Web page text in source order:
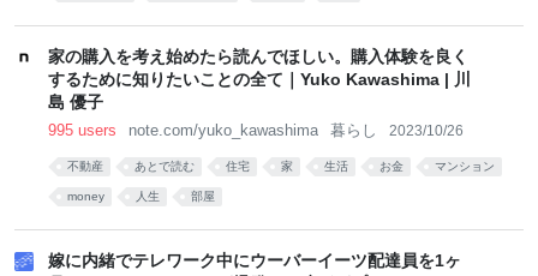
家の購入を考え始めたら読んでほしい。購入体験を良く
するために知りたいことの全て｜Yuko Kawashima | 川
島 優子
995 users note.com/yuko_kawashima 暮らし 2023/10/26
不動産 あとで読む 住宅 家 生活 お金 マンション
money 人生 部屋
嫁に内緒でテレワーク中にウーバーイーツ配達員を1ヶ